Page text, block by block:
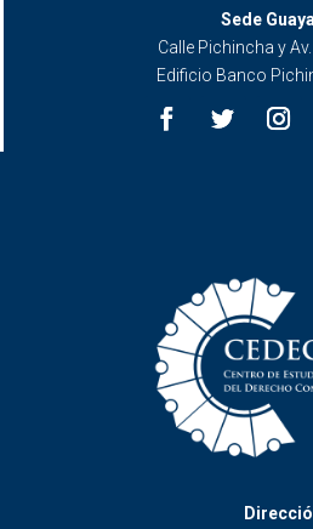
Sede
Calle Pichincha y
Edificio Banco